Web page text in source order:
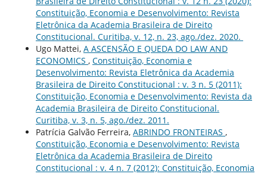
Constituição, Economia e Desenvolvimento: Revista
Eletrônica da Academia Brasileira de Direito
Constitucional. Curitiba, v. 12, n. 23, ago./dez. 2020.
Ugo Mattei, A ASCENSÃO E QUEDA DO LAW AND
ECONOMICS , Constituição, Economia e
Desenvolvimento: Revista Eletrônica da Academia
Brasileira de Direito Constitucional : v. 3 n. 5 (2011):
Constituição, Economia e Desenvolvimento: Revista da
Academia Brasileira de Direito Constitucional.
Curitiba, v. 3, n. 5, ago./dez. 2011.
Patrícia Galvão Ferreira, ABRINDO FRONTEIRAS ,
Constituição, Economia e Desenvolvimento: Revista
Eletrônica da Academia Brasileira de Direito
Constitucional : v. 4 n. 7 (2012): Constituição, Economia